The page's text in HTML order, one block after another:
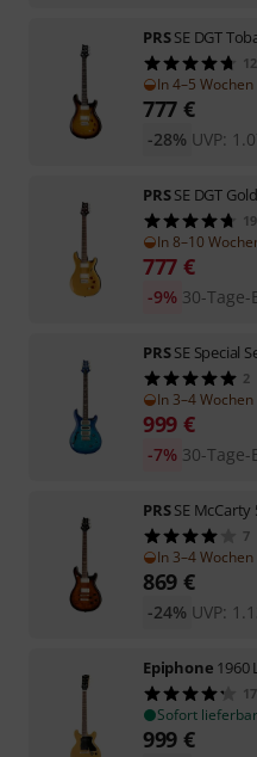
PRSSE DGT
12
In 4–5
777 €
UVP:
-28%
PRSSE DGT
19
In 8–10
777 €
30-
-9%
PRSSE Special
2
In 3–4
999 €
30-
-7%
PRSSE McCarty
7
In 3–4
869 €
UVP:
-24%
Epiphone 1960
17
Sofort lieferbar
999 €